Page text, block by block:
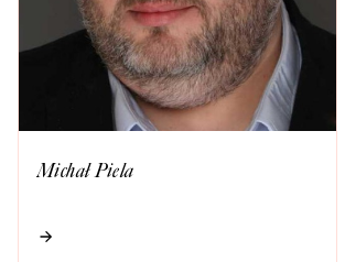
Michał Piela